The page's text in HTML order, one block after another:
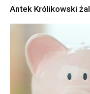
Antek Królikowski